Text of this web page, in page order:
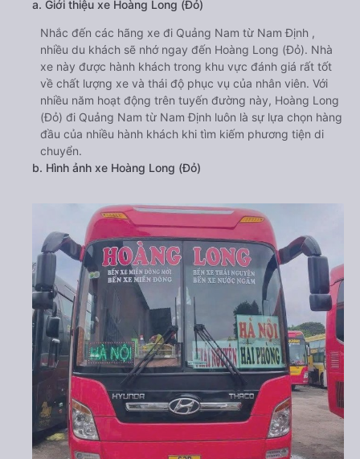
a. Giới thiệu xe Hoàng Long (Đỏ)
Nhắc đến các hãng xe đi Quảng Nam từ Nam Định ,
nhiều du khách sẽ nhớ ngay đến Hoàng Long (Đỏ). Nhà
xe này được hành khách trong khu vực đánh giá rất tốt
về chất lượng xe và thái độ phục vụ của nhân viên. Với
nhiều năm hoạt động trên tuyến đường này, Hoàng Long
(Đỏ) đi Quảng Nam từ Nam Định luôn là sự lựa chọn hàng
đầu của nhiều hành khách khi tìm kiếm phương tiện di
chuyển.
b. Hình ảnh xe Hoàng Long (Đỏ)